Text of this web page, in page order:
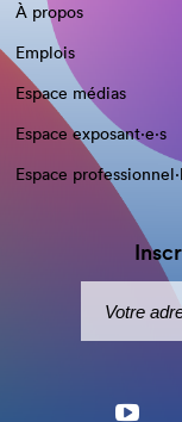
À propos
Emplois
Espace médias
Espace exposant·e⋅s
Espace